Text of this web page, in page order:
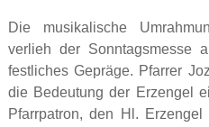
Die musikalische
verlieh der Sonntagsmesse
festliches Gepräge. Pfarrer
die Bedeutung der Erzengel
Pfarrpatron, den Hl.